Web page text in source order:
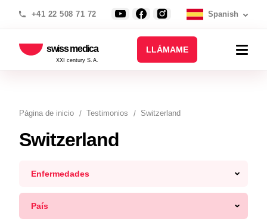
+41 22 508 71 72 Spanish
swiss medica
XXI century S.A.
LLÁMAME
Página de inicio Testimonios Switzerland
Switzerland
Enfermedades
País